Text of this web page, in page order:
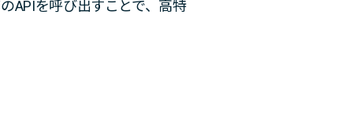
APIを呼び出すことで、高特